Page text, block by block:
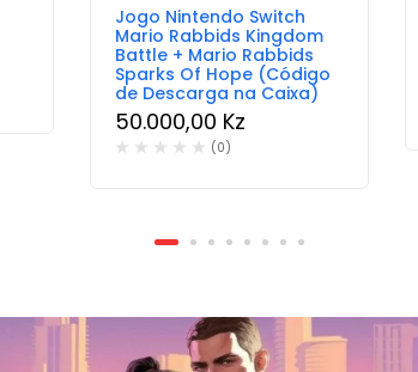
Jogo Nintendo Switch
Mario Rabbids Kingdom
Battle + Mario Rabbids
Sparks Of Hope (Código
de Descarga na Caixa)
50.000,00 Kz
(0)